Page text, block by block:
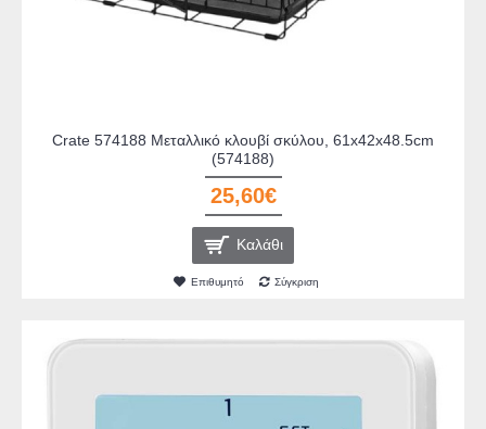
Crate 574188 Μεταλλικό κλουβί σκύλου, 61x42x48.5cm
(574188)
25,60€
Καλάθι
Επιθυμητό Σύγκριση